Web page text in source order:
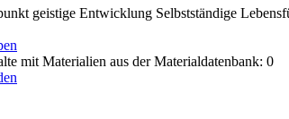
geistige Entwicklung Selbstständige
mit Materialien aus der Materialdatenbank: 0